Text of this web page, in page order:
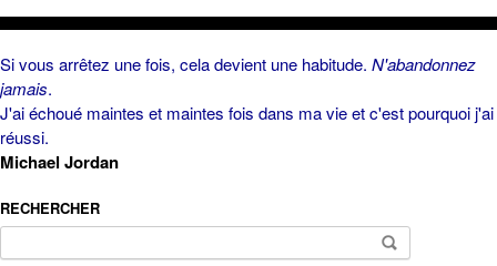
Si vous arrêtez une fois, cela devient une habitude. N'abandonnez
jamais.
J'ai échoué maintes et maintes fois dans ma vie et c'est pourquoi j'ai
réussi.
Michael Jordan
RECHERCHER